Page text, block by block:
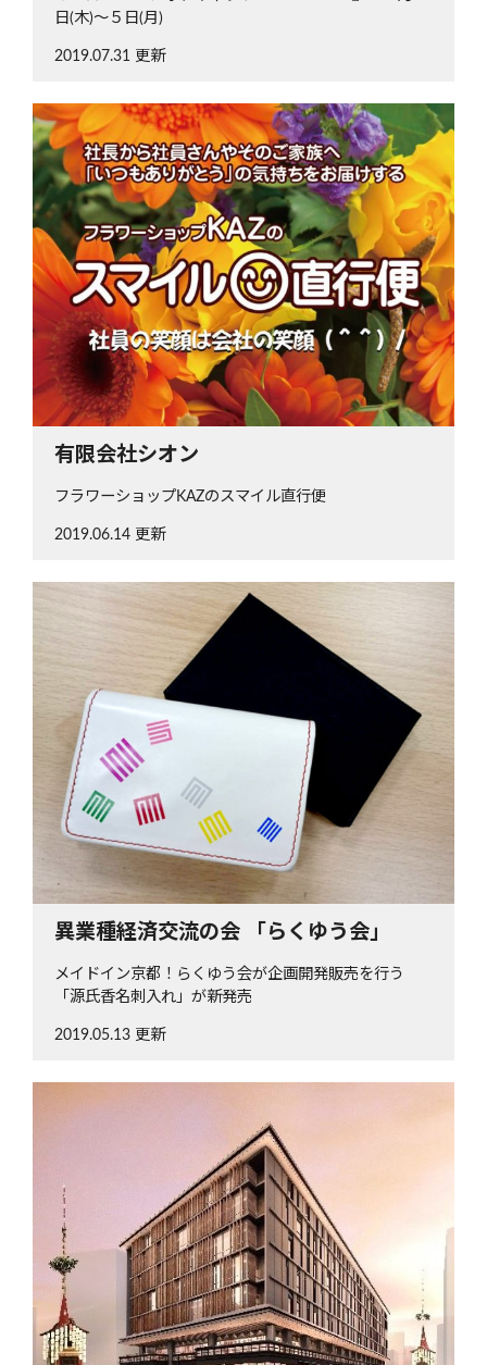
日(木)～５日(月)
2019.07.31 更新
有限会社シオン
フラワーショップKAZのスマイル直行便
2019.06.14 更新
異業種経済交流の会 「らくゆう会」
メイドイン京都！らくゆう会が企画開発販売を行う
「源氏香名刺入れ」が新発売
2019.05.13 更新